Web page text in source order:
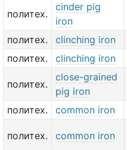
политех.
cinder pig
iron
политех.
clinching iron
политех.
clinching iron
политех.
close-grained
pig iron
политех.
common iron
политех. common iron